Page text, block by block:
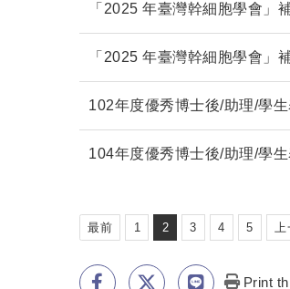
「2025 年臺灣幹細胞學會」
「2025 年臺灣幹細胞學會」
102年度優秀博士後/助理/學
104年度優秀博士後/助理/學
最前 1 2 3 4 5 上
Print